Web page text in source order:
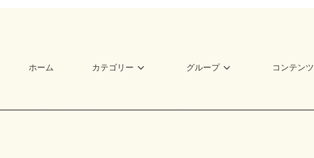
ホーム カテゴリー グループ コンテンツ